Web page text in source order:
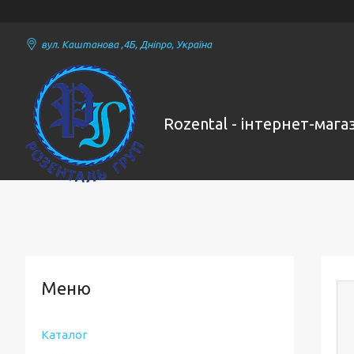
вул. Каштанова ,4Б, Дніпро, Україна
Rozental - інтернет-
Каталог